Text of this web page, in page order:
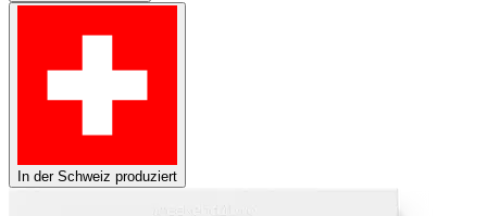
In der Schweiz produziert